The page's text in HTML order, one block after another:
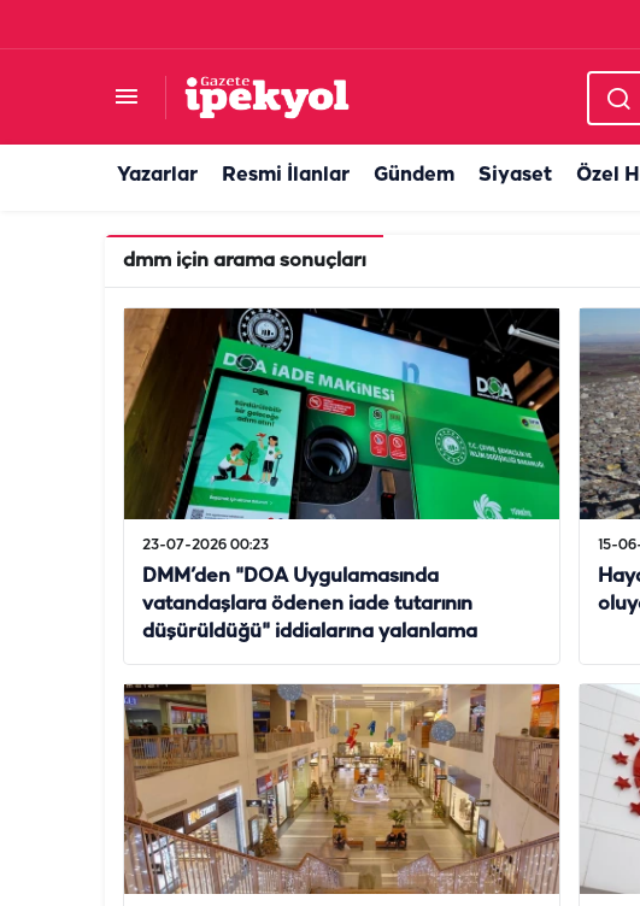
Yazarlar Resmi İlanlar Gündem Siyaset Özel
dmm için arama sonuçları
23-07-2026 00:23
DMM’den "DOA Uygulamasında
vatandaşlara ödenen iade tutarının
düşürüldüğü" iddialarına yalanlama
15-